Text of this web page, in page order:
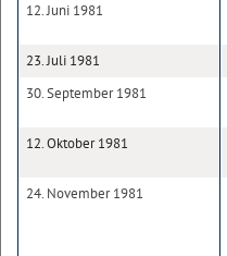
12. Juni 1981
23. Juli 1981
30. September 1981
12. Oktober 1981
24. November 1981